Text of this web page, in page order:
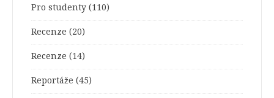
Pro studenty (110)
Recenze (20)
Recenze (14)
Reportáže (45)